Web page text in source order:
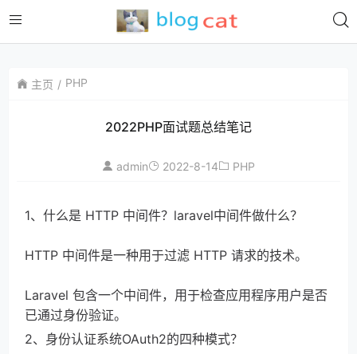
主页 PHP
2022PHP面试题总结笔记
admin 2022-8-14 PHP
1、什么是 HTTP 中间件？laravel中间件做什么？
HTTP 中间件是一种用于过滤 HTTP 请求的技术。
Laravel 包含一个中间件，用于检查应用程序用户是否
已通过身份验证。
2、身份认证系统OAuth2的四种模式？